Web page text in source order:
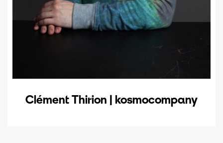
Clément Thirion | kosmocompany